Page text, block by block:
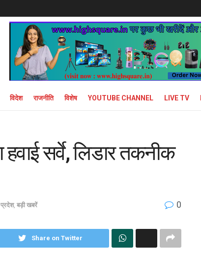
विदेश राजनीति विशेष YOUTUBE CHANNEL LIVE TV
सर्वे, लिडार तकनीक
प्रदेश, बड़ी खबरें 0
Share on Twitter